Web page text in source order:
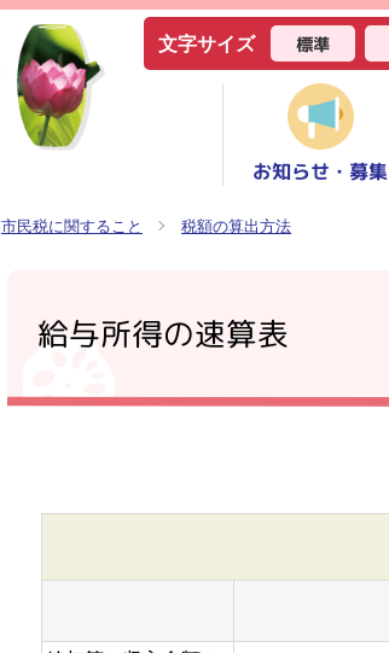
文字サイズ 標準
お知らせ・募集
市民税に関すること 税額の算出方法
給与所得の速算表